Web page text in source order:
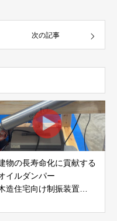
次の記事
物の長寿命化に貢献する
イルダンパー
造住宅向け制振装置
式会社evoltz